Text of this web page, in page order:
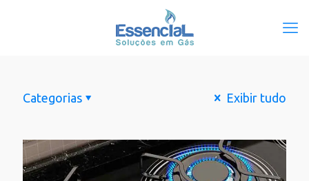
Categorias Exibir tudo